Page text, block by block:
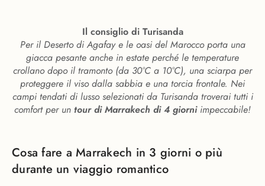
Il consiglio di Turisanda
Per il Deserto di Agafay e le oasi del Marocco porta una
giacca pesante anche in estate perché le temperature
crollano dopo il tramonto (da 30°C a 10°C), una sciarpa per
proteggere il viso dalla sabbia e una torcia frontale. Nei
campi tendati di lusso selezionati da Turisanda troverai tutti i
comfort per un tour di Marrakech di 4 giorniimpeccabile!
Cosa fare a Marrakech in 3 giorni o più
durante un viaggio romantico